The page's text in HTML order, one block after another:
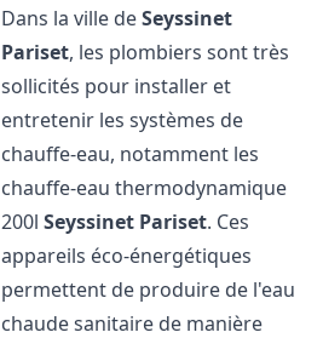
Dans la ville deSeyssinet
Pariset, les plombiers sont très
sollicités pour installer et
entretenir les systèmes de
chauffe-eau, notamment les
chauffe-eau thermodynamique
200lSeyssinet Pariset. Ces
appareils éco-énergétiques
permettent de produire de l'eau
chaude sanitaire de manière